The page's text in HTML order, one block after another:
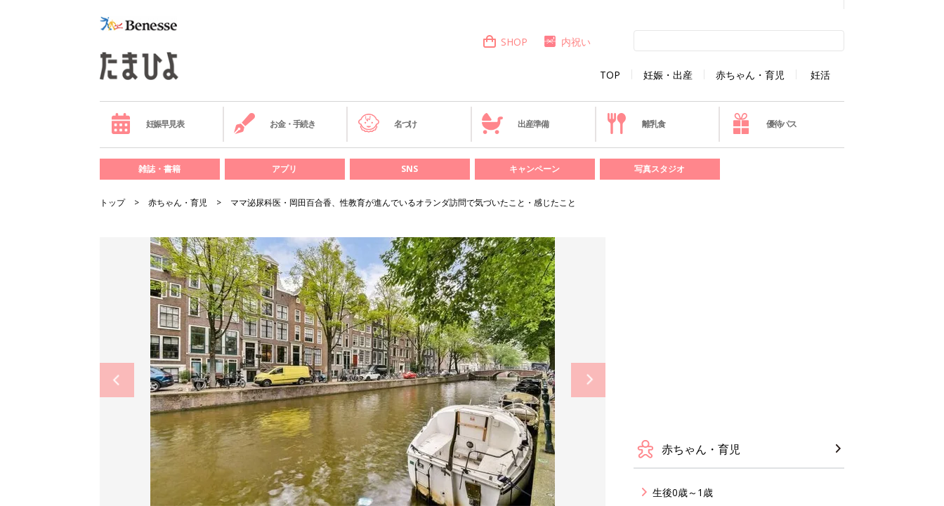
TOP 妊娠・出産 赤ちゃん・育児 妊活
SHOP 内祝い
妊娠早見表 お金・手続き 名づけ 出産準備 離乳食 優待パス
雑誌・書籍 アプリ SNS キャンペーン 写真スタジオ
トップ 赤ちゃん・育児 ママ泌尿科医・岡田百合香、性教育が進んでいるオランダ訪問で気づいたこと・感じたこと
赤ちゃん・育児
生後0歳～1歳